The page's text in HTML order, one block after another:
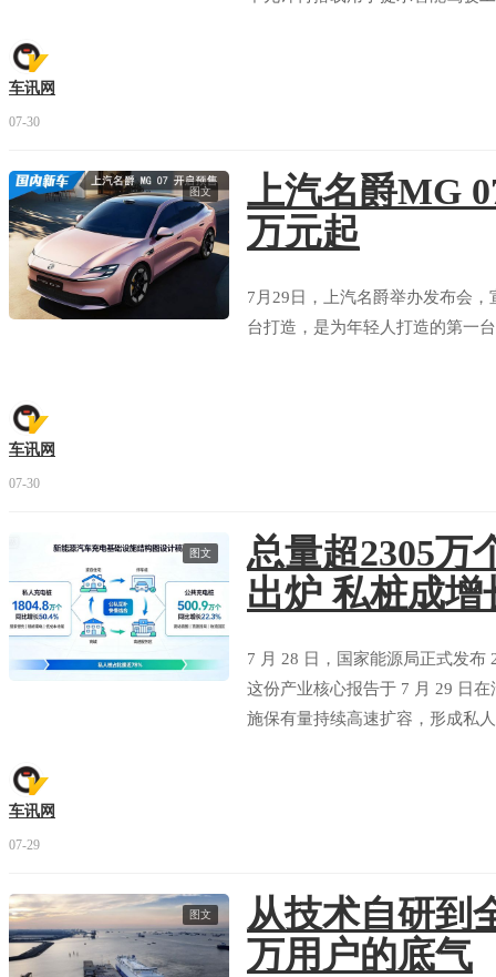
车讯网
07-30
图文
上汽名爵MG
万元起
7月29日，上汽名爵举办发布会
台打造，是为年轻人打造的第一
车讯网
07-30
图文
总量超2305万
出炉 私桩成增
7 月 28 日，国家能源局正式发布
这份产业核心报告于 7 月 29 日
施保有量持续高速扩容，形成私
车讯网
07-29
图文
从技术自研到
万用户的底气
全部拆解 启辰 大V DDi
大众 朗逸
评分
部分拆解 欧拉 欧拉闪电猫
评分